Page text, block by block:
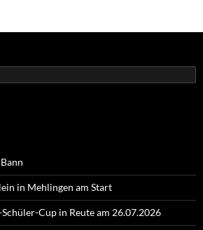
in Mehlingen am Start
Cup in Reute am 26.07.2026